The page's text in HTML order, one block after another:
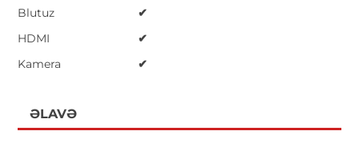
Blutuz
✔
HDMI
✔
Kamera
✔
ƏLAVƏ